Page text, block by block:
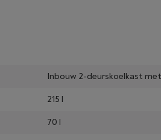
Inbouw 2-deurskoelkast
215 l
70 l